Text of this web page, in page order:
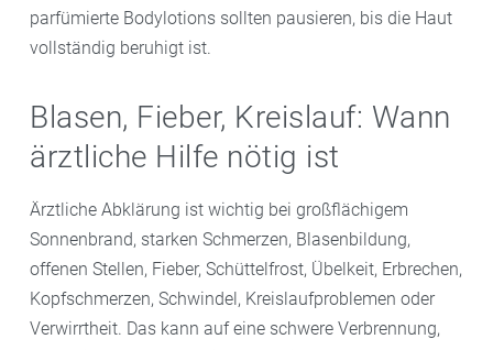
parfümierte Bodylotions sollten pausieren, bis die Haut
vollständig beruhigt ist.
Blasen, Fieber, Kreislauf: Wann
ärztliche Hilfe nötig ist
Ärztliche Abklärung ist wichtig bei großflächigem
Sonnenbrand, starken Schmerzen, Blasenbildung,
offenen Stellen, Fieber, Schüttelfrost, Übelkeit, Erbrechen,
Kopfschmerzen, Schwindel, Kreislaufproblemen oder
Verwirrtheit. Das kann auf eine schwere Verbrennung,